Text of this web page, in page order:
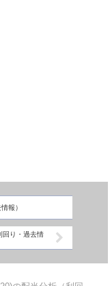
報）
回り・過去情